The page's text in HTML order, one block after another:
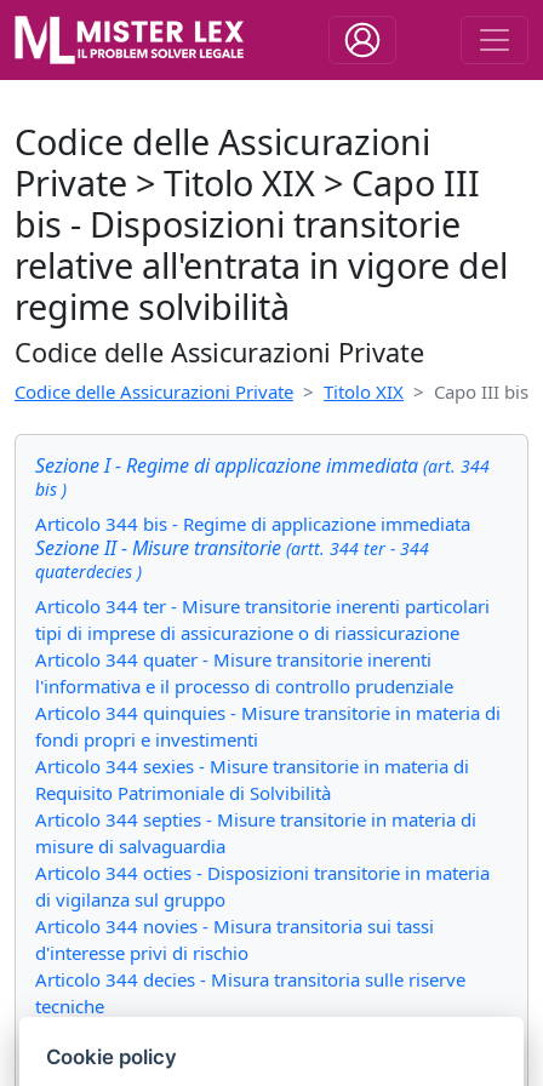
Codice delle Assicurazioni
Private > Titolo XIX > Capo III
bis - Disposizioni transitorie
relative all'entrata in vigore del
regime solvibilità
Codice delle Assicurazioni Private
Codice delle Assicurazioni Private Titolo XIX Capo III bis
Sezione I - Regime di applicazione immediata (art. 344
bis )
Articolo 344 bis - Regime di applicazione immediata
Sezione II - Misure transitorie (artt. 344 ter - 344
quaterdecies )
Articolo 344 ter - Misure transitorie inerenti particolari
tipi di imprese di assicurazione o di riassicurazione
Articolo 344 quater - Misure transitorie inerenti
l'informativa e il processo di controllo prudenziale
Articolo 344 quinquies - Misure transitorie in materia di
fondi propri e investimenti
Articolo 344 sexies - Misure transitorie in materia di
Requisito Patrimoniale di Solvibilità
Articolo 344 septies - Misure transitorie in materia di
misure di salvaguardia
Articolo 344 octies - Disposizioni transitorie in materia
di vigilanza sul gruppo
Articolo 344 novies - Misura transitoria sui tassi
d'interesse privi di rischio
Articolo 344 decies - Misura transitoria sulle riserve
tecniche
transitorie relative ai tassi d'interesse privi di rischio e
Cookie policy